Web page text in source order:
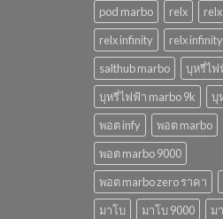
pod marbo
relx
relx infinity
relx
salthub marbo
บุหรี่ไฟ
บุหรี่ไฟฟ้า marbo 9k
บุ
พอต infy
พอต marbo
พอต marbo 9000
พอต marbo zero ราคา
มาโบ
มาโบ 9000
ม